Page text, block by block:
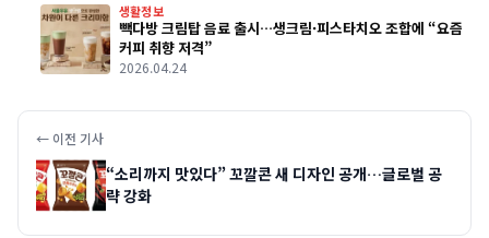
생활정보
빽다방 크림탑 음료 출시…생크림·피스타치오 조합에 “요즘
커피 취향 저격”
2026.04.24
← 이전 기사
“소리까지 맛있다” 꼬깔콘 새 디자인 공개…글로벌 공
략 강화